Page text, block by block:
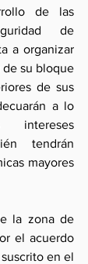
de las
de
a organizar
de su bloque
de sus
a lo
tendrán
mayores
la zona de
el acuerdo
en el